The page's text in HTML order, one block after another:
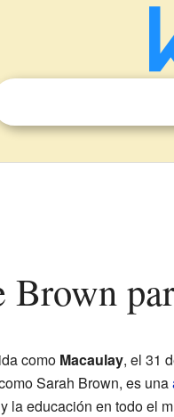
Brown
como Macaulay, el 31
Sarah Brown, es una
la educación en todo el